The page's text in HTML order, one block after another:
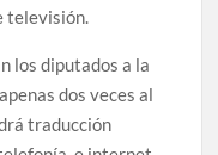
televisión.
los diputados a la
dos veces al
traducción